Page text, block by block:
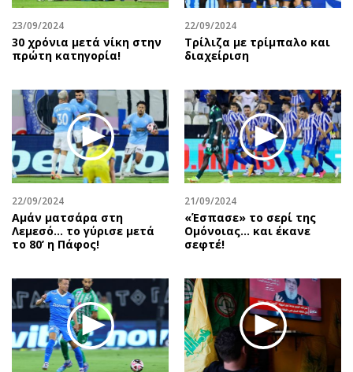
23/09/2024
30 χρόνια μετά νίκη στην
πρώτη κατηγορία!
22/09/2024
Τρίλιζα με τρίμπαλο και
διαχείριση
22/09/2024
Αμάν ματσάρα στη
Λεμεσό… το γύρισε μετά
το 80’ η Πάφος!
21/09/2024
«Έσπασε» το σερί της
Ομόνοιας… και έκανε
σεφτέ!